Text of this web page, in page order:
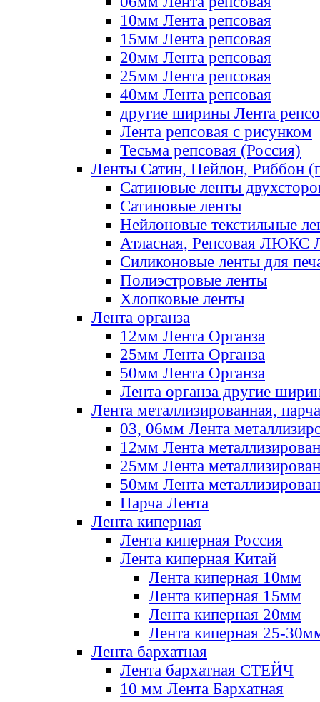
10мм Лента репсовая
15мм Лента репсовая
20мм Лента репсовая
25мм Лента репсовая
40мм Лента репсовая
другие ширины Лента
Лента репсовая с рисунком
Тесьма репсовая (Россия)
Ленты Сатин, Нейлон, Риббон
Сатиновые ленты
Сатиновые ленты
Нейлоновые текстильные
Атласная, Репсовая ЛЮКС
Силиконовые ленты для
Полиэстровые ленты
Хлопковые ленты
Лента органза
12мм Лента Органза
25мм Лента Органза
50мм Лента Органза
Лента органза другие
Лента металлизированная, парча
03, 06мм Лента
12мм Лента
25мм Лента
50мм Лента
Парча Лента
Лента киперная
Лента киперная Россия
Лента киперная Китай
Лента киперная 10мм
Лента киперная 15мм
Лента киперная 20мм
Лента киперная 25-
Лента бархатная
Лента бархатная СТЕЙЧ
10 мм Лента Бархатная